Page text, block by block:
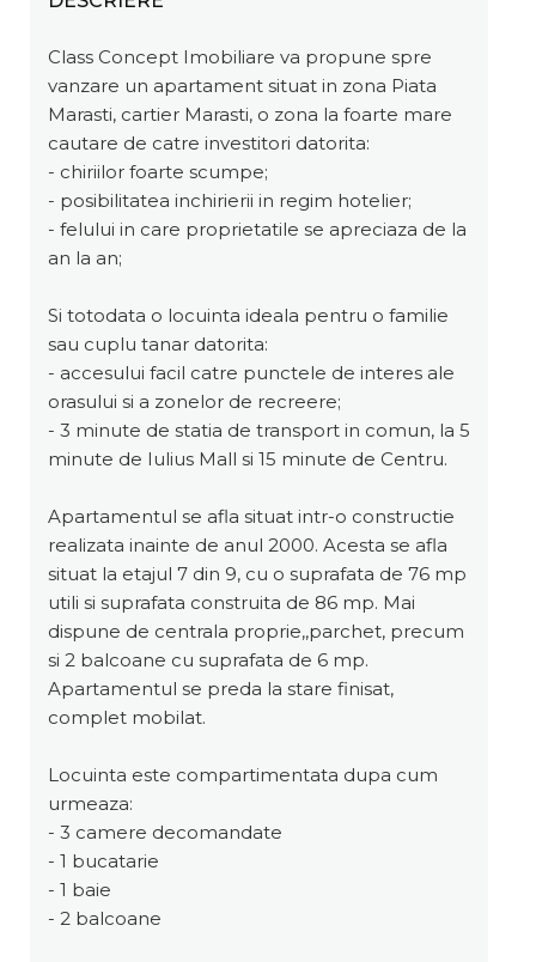
Class Concept Imobiliare va propune spre
vanzare un apartament situat in zona Piata
Marasti, cartier Marasti, o zona la foarte mare
cautare de catre investitori datorita:
- chiriilor foarte scumpe;
- posibilitatea inchirierii in regim hotelier;
- felului in care proprietatile se apreciaza de la
an la an;
Si totodata o locuinta ideala pentru o familie
sau cuplu tanar datorita:
- accesului facil catre punctele de interes ale
orasului si a zonelor de recreere;
- 3 minute de statia de transport in comun, la 5
minute de Iulius Mall si 15 minute de Centru.
Apartamentul se afla situat intr-o constructie
realizata inainte de anul 2000. Acesta se afla
situat la etajul 7 din 9, cu o suprafata de 76 mp
utili si suprafata construita de 86 mp. Mai
dispune de centrala proprie,,parchet, precum
si 2 balcoane cu suprafata de 6 mp.
Apartamentul se preda la stare finisat,
complet mobilat.
Locuinta este compartimentata dupa cum
urmeaza:
- 3 camere decomandate
- 1 bucatarie
- 1 baie
- 2 balcoane